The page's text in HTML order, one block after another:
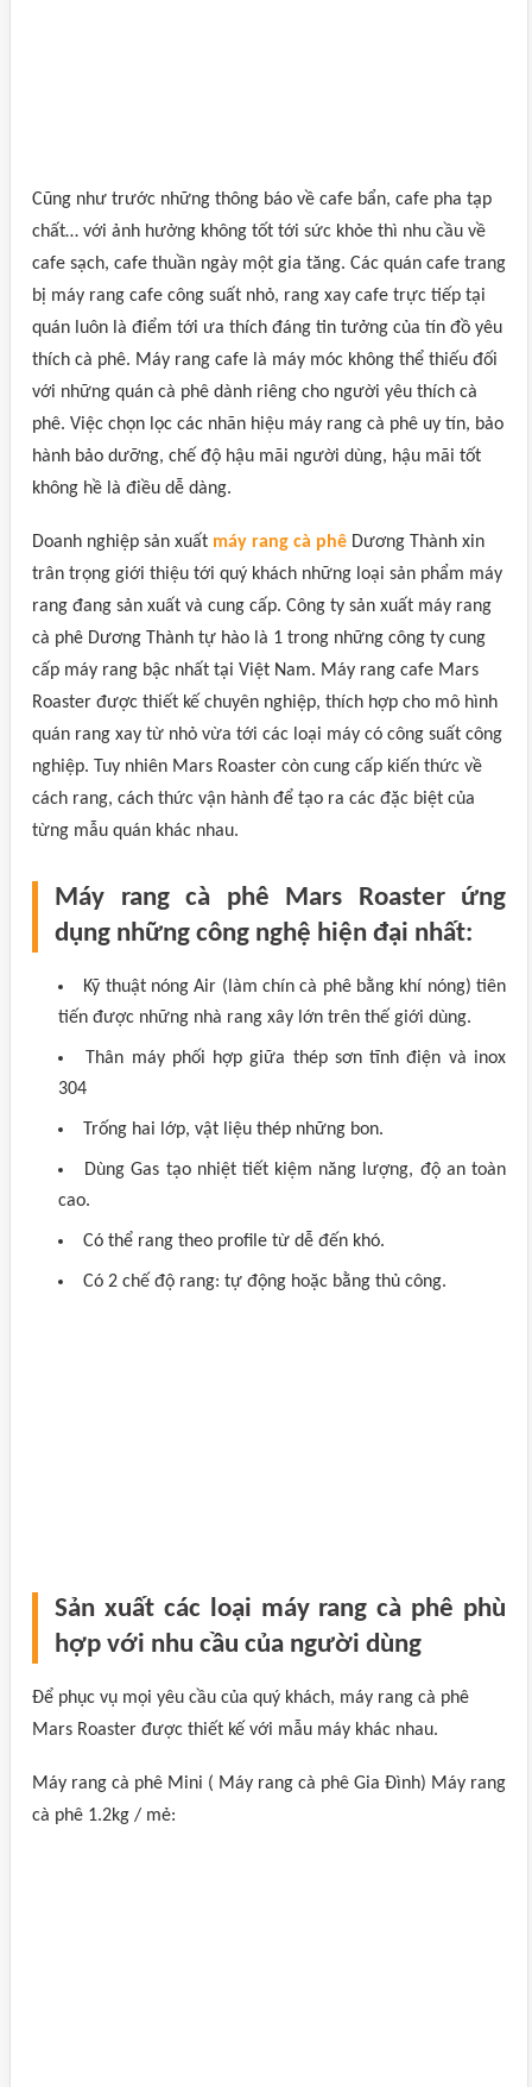
Cũng như trước những thông báo về cafe bẩn, cafe pha tạp
chất… với ảnh hưởng không tốt tới sức khỏe thì nhu cầu về
cafe sạch, cafe thuần ngày một gia tăng. Các quán cafe trang
bị máy rang cafe công suất nhỏ, rang xay cafe trực tiếp tại
quán luôn là điểm tới ưa thích đáng tin tưởng của tín đồ yêu
thích cà phê. Máy rang cafe là máy móc không thể thiếu đối
với những quán cà phê dành riêng cho người yêu thích cà
phê. Việc chọn lọc các nhãn hiệu máy rang cà phê uy tín, bảo
hành bảo dưỡng, chế độ hậu mãi người dùng, hậu mãi tốt
không hề là điều dễ dàng.
Doanh nghiệp sản xuất máy rang cà phê Dương Thành xin
trân trọng giới thiệu tới quý khách những loại sản phẩm máy
rang đang sản xuất và cung cấp. Công ty sản xuất máy rang
cà phê Dương Thành tự hào là 1 trong những công ty cung
cấp máy rang bậc nhất tại Việt Nam. Máy rang cafe Mars
Roaster được thiết kế chuyên nghiệp, thích hợp cho mô hình
quán rang xay từ nhỏ vừa tới các loại máy có công suất công
nghiệp. Tuy nhiên Mars Roaster còn cung cấp kiến thức về
cách rang, cách thức vận hành để tạo ra các đặc biệt của
từng mẫu quán khác nhau.
Máy rang cà phê Mars Roaster ứng
dụng những công nghệ hiện đại nhất:
Kỹ thuật nóng Air (làm chín cà phê bằng khí nóng) tiên
tiến được những nhà rang xây lớn trên thế giới dùng.
Thân máy phối hợp giữa thép sơn tĩnh điện và inox
304
Trống hai lớp, vật liệu thép những bon.
Dùng Gas tạo nhiệt tiết kiệm năng lượng, độ an toàn
cao.
Có thể rang theo profile từ dễ đến khó.
Có 2 chế độ rang: tự động hoặc bằng thủ công.
Sản xuất các loại máy rang cà phê phù
hợp với nhu cầu của người dùng
Để phục vụ mọi yêu cầu của quý khách, máy rang cà phê
Mars Roaster được thiết kế với mẫu máy khác nhau.
Máy rang cà phê Mini ( Máy rang cà phê Gia Đình) Máy rang
cà phê 1.2kg / mẻ: